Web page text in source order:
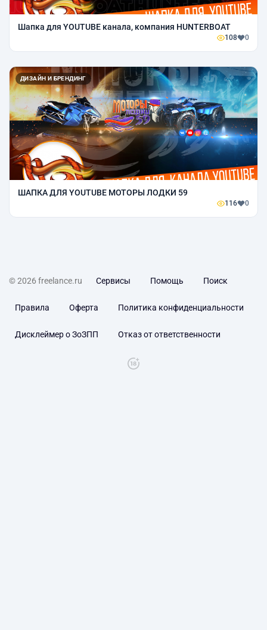
Шапка для YOUTUBE канала, компания HUNTERBOAT
108 0
ДИЗАЙН И БРЕНДИНГ
ШАПКА ДЛЯ YOUTUBE МОТОРЫ ЛОДКИ 59
116 0
© 2026 freelance.ru Сервисы Помощь Поиск
Правила Оферта Политика конфиденциальности
Дисклеймер о ЗоЗПП Отказ от ответственности